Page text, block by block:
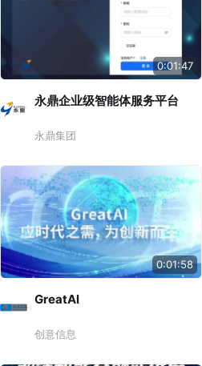
0:01:47
永鼎企业级智能体服务平台
永鼎集团
0:01:58
GreatAl
创意信息